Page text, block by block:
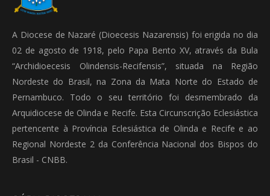
A Diocese de Nazaré (Dioecesis Nazarensis) foi erigida no dia
02 de agosto de 1918, pelo Papa Bento XV, através da Bula
“Archidioecesis Olindensis-Recifensis”, situada na Região
Nordeste do Brasil, na Zona da Mata Norte do Estado de
Pernambuco. Todo o seu território foi desmembrado da
Arquidiocese de Olinda e Recife. Esta Circunscrição Eclesiástica
pertencente à Província Eclesiástica de Olinda e Recife e ao
Regional Nordeste 2 da Conferência Nacional dos Bispos do
Brasil - CNBB.